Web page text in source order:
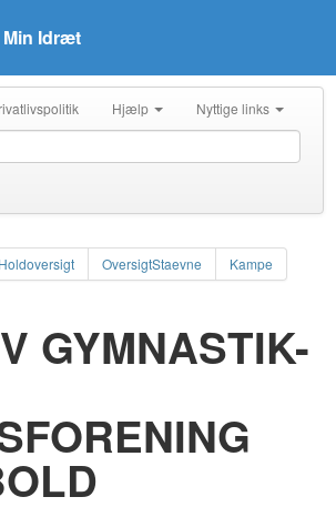
Min Idræt
Hjælp Nyttige links
Holdoversigt OversigtStaevne Kampe
GYMNASTIK-